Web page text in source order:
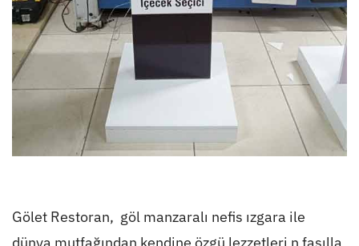
Gölet Restoran, göl manzaralı nefis ızgara ile
dünya mutfağından kendine özgü lezzetleri n fasılla